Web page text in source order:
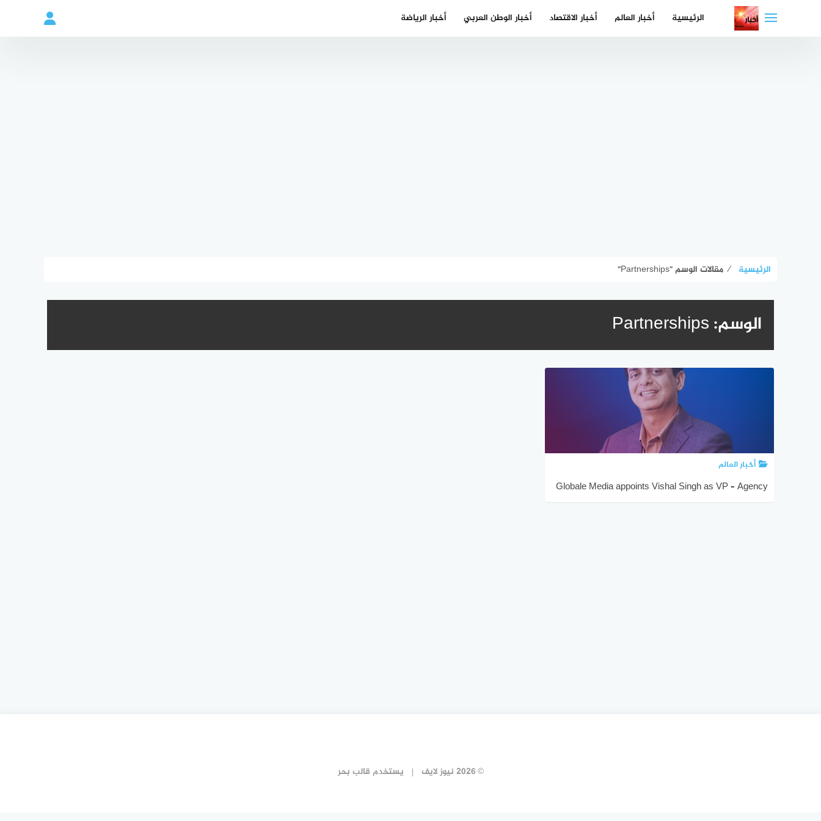
الرئيسية أخبار العالم أخبار الاقتصاد أخبار الوطن العربي أخبار الرياضة
الرئيسية ⁄ مقالات الوسم "Partnerships"
الوسم:Partnerships
أخبار العالم
Globale Media appoints Vishal Singh as VP – Agency
© 2026 نيوز لايف يستخدم قالب بحر